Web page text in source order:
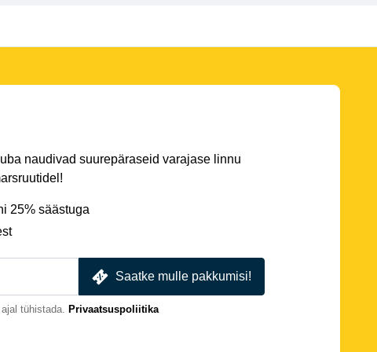
naudivad suurepäraseid varajase linnu
25% säästuga
Saatke mulle pakkumisi!
tühistada. Privaatsuspoliitika